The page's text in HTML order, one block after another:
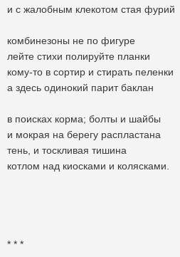
и с жалобным клекотом стая фурий
комбинезоны не по фигуре
лейте стихи полируйте планки
кому-то в сортир и стирать пеленки
а здесь одинокий парит баклан
в поисках корма; болты и шайбы
и мокрая на берегу распластана
тень, и тоскливая тишина
котлом над киосками и колясками.
* * *